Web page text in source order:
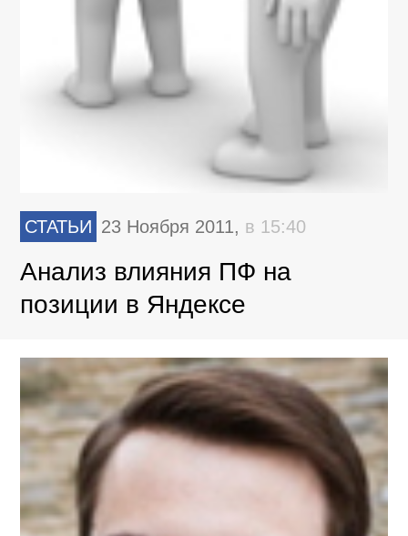
СТАТЬИ 23 Ноября 2011, в 15:40
Анализ влияния ПФ на
позиции в Яндексе